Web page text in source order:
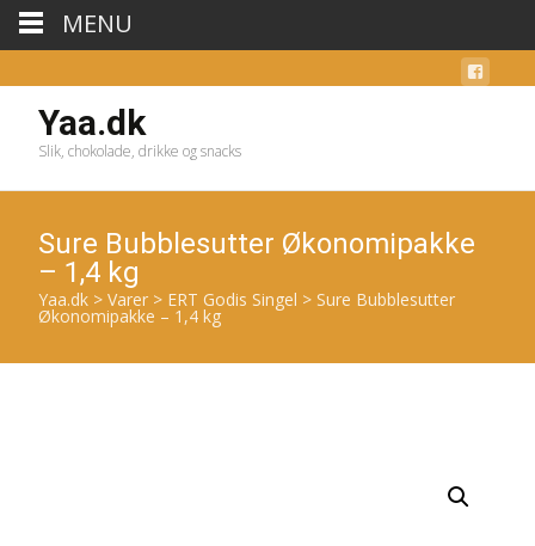
Yaa.dk
Slik, chokolade, drikke og snacks
Sure Bubblesutter Økonomipakke
– 1,4 kg
Yaa.dk > Varer > ERT Godis Singel > Sure Bubblesutter
Økonomipakke – 1,4 kg
MENU